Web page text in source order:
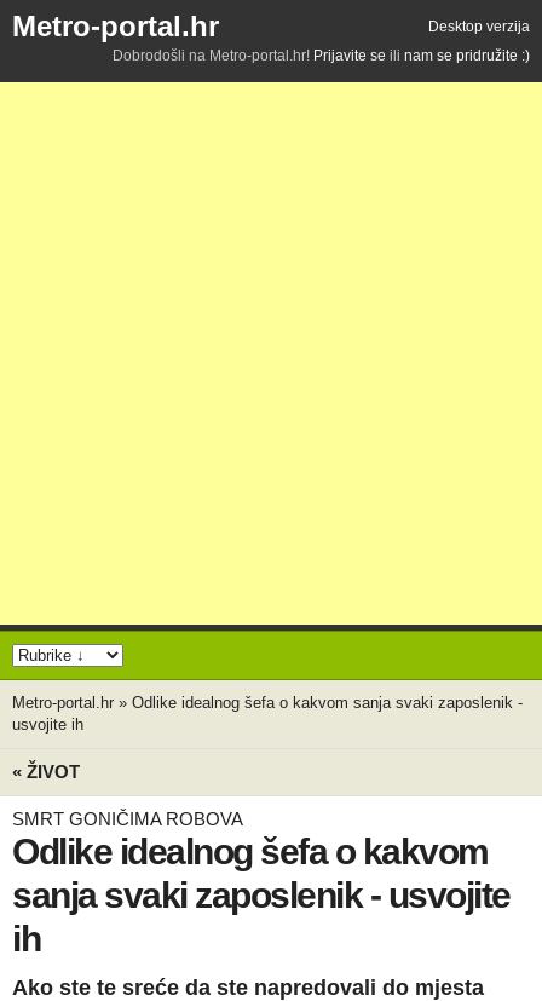
Metro-portal.hr
Desktop verzija
Dobrodošli na Metro-portal.hr! Prijavite se ili nam se pridružite :)
Metro-portal.hr » Odlike idealnog šefa o kakvom sanja svaki zaposlenik -
usvojite ih
« ŽIVOT
SMRT GONIČIMA ROBOVA
Odlike idealnog šefa o kakvom
sanja svaki zaposlenik - usvojite
ih
Ako ste te sreće da ste napredovali do mjesta